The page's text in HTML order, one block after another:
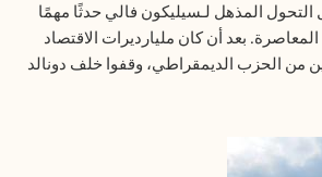
المذهل لـسيليكون فالي حدثًا مهمًا
بعد أن كان مليارديرات الاقتصاد
من الحزب الديمقراطي، وقفوا خلف دونالد